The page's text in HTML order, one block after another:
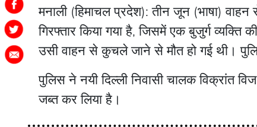
मनाली (हिमाचल प्रदेश): तीन जून (भाषा)
गिरफ्तार किया गया है, जिसमें एक बुजुर्ग
उसी वाहन से कुचले जाने से मौत हो गई थी।
पुलिस ने नयी दिल्ली निवासी चालक विक्रांत
जब्त कर लिया है।